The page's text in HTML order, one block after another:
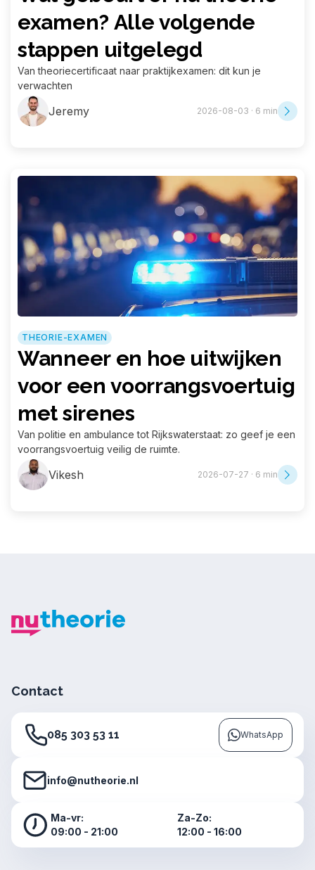
examen? Alle volgende
stappen uitgelegd
Van theoriecertificaat naar praktijkexamen: dit kun je
verwachten
Jeremy 2026-08-03 · 6 min
THEORIE-EXAMEN
Wanneer en hoe uitwijken
voor een voorrangsvoertuig
met sirenes
Van politie en ambulance tot Rijkswaterstaat: zo geef je een
voorrangsvoertuig veilig de ruimte.
Vikesh 2026-07-27 · 6 min
Contact
085 303 53 11 WhatsApp
info@nutheorie.nl
Ma-vr:
09:00 - 21:00
Za-Zo:
12:00 - 16:00